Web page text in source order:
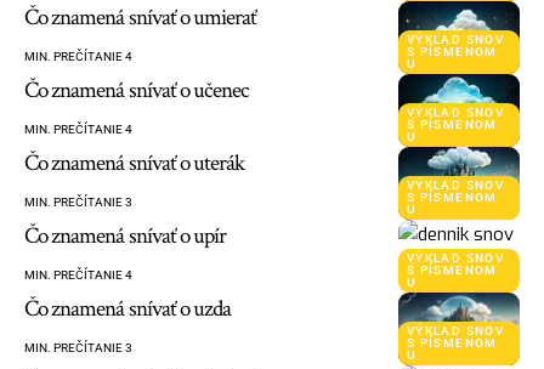
VÝKLAD SNOV
S PÍSMENOM
U
Čo znamená snívať o umierať
MIN. PREČÍTANIE 4
VÝKLAD SNOV
S PÍSMENOM
U
Čo znamená snívať o učenec
MIN. PREČÍTANIE 4
VÝKLAD SNOV
S PÍSMENOM
U
Čo znamená snívať o uterák
MIN. PREČÍTANIE 3
VÝKLAD SNOV
S PÍSMENOM
U
Čo znamená snívať o upír
MIN. PREČÍTANIE 4
VÝKLAD SNOV
S PÍSMENOM
U
Čo znamená snívať o uzda
MIN. PREČÍTANIE 3